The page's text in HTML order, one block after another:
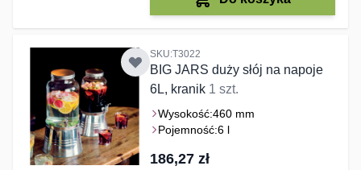
SKU:T3022
BIG JARS duży słój na napoje
6L, kranik 1 szt.
Wysokość:460 mm
Pojemność:6 l
186,27 zł